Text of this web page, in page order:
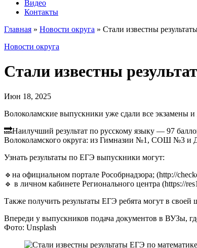
Видео
Контакты
Главная » Новости округа » Стали известны
Новости округа
Стали известны
Июн 18, 2025
Волоколамские выпускники уже сдали все экзамены
🔜Наилучший результат по русскому языку — 97
Волоколамского округа: из Гимназии №1, СОШ №3 и
Узнать результаты по ЕГЭ выпускники могут:
🔹на официальном портале Рособрнадзора; (http://
🔹 в личном кабинете Регионального центра (https://
Также получить результаты ЕГЭ ребята могут в своей
Впереди у выпускников подача документов в ВУЗы,
Фото: Unsplash